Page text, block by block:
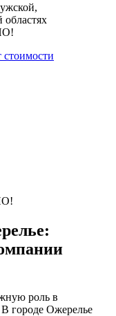
областях
стоимости
роль в
городе Ожерелье